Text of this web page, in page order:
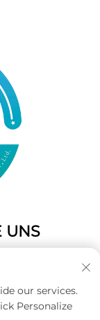
UNS
our services.
Personalize